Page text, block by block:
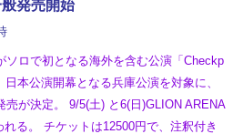
発売開始
ソロで初となる海外を含む公演「Checkp
本公演開幕となる兵庫公演を対象に、
売が決定。 9/5(土) と6(日)GLION ARENA
れる。 チケットは12500円で、注釈付き